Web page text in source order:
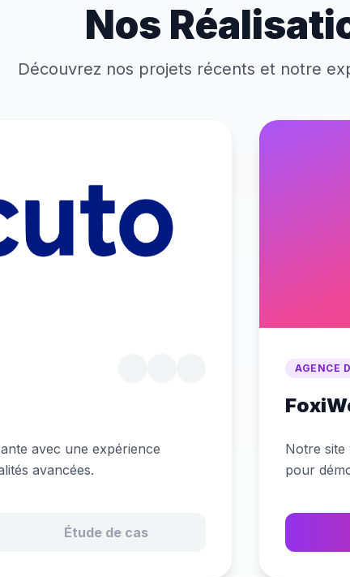
Nos
Découvrez nos projets récents et notre
avec une expérience
avancées.
Étude de cas
AGENCE
Notre site
pour